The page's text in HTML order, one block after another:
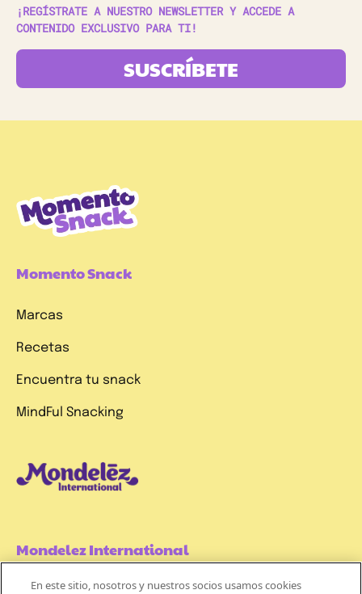
¡REGÍSTRATE A NUESTRO NEWSLETTER Y ACCEDE A
CONTENIDO EXCLUSIVO PARA TI!
SUSCRÍBETE
Momento Snack
Marcas
Recetas
Encuentra tu snack
MindFul Snacking
Mondelez International
En este sitio, nosotros y nuestros socios usamos cookies